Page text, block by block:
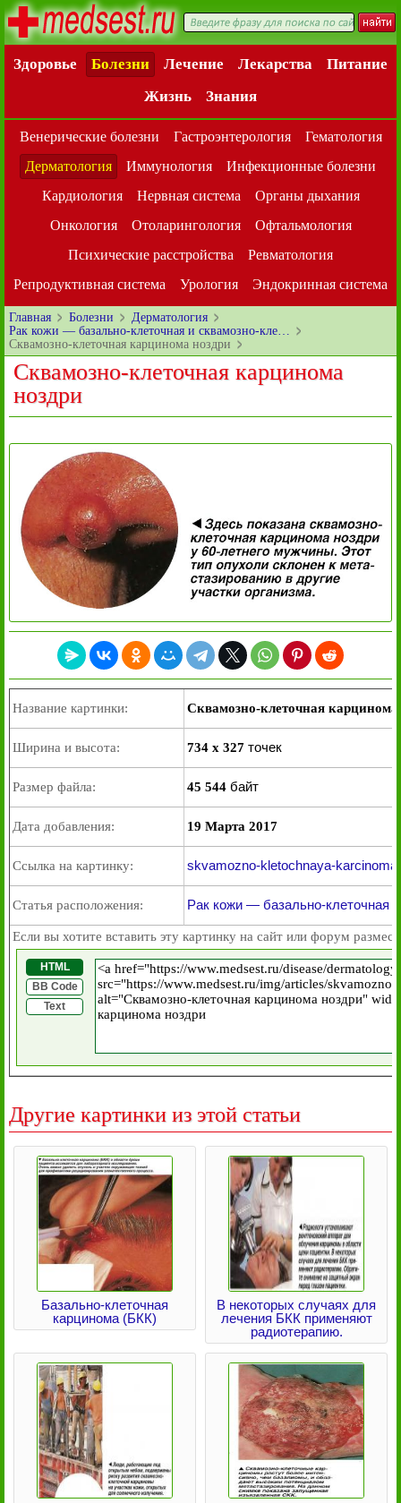
Здоровье Болезни Лечение Лекарства
Питание
Жизнь
Знания
Венерические болезни Гастроэнтерология
Гематология
Дерматология
Иммунология
Инфекционные болезни
Кардиология
Нервная система
Органы дыхания
Онкология
Отоларингология
Офтальмология
Психические расстройства
Ревматология
Репродуктивная система
Урология Эндокринная система
Главная Болезни
Дерматология
Рак кожи — базально-клеточная и сквамозно-кле…
Сквамозно-клеточная карцинома ноздри
Сквамозно-клеточная карцинома
ноздри
Название картинки: Сквамозно-клеточная карцинома
Ширина и высота: 734 x 327 точек
Размер файла: 45 544 байт
Дата добавления: 19 Марта 2017
Ссылка на картинку: skvamozno-kletochnaya-
Статья расположения: Рак кожи — базально-клеточная
Если вы хотите вставить эту картинку на сайт или форум
HTML
BB Code
Text
Другие картинки из этой статьи
Базально-клеточная
карцинома (БКК)
В некоторых случаях для
лечения БКК применяют
радиотерапию.